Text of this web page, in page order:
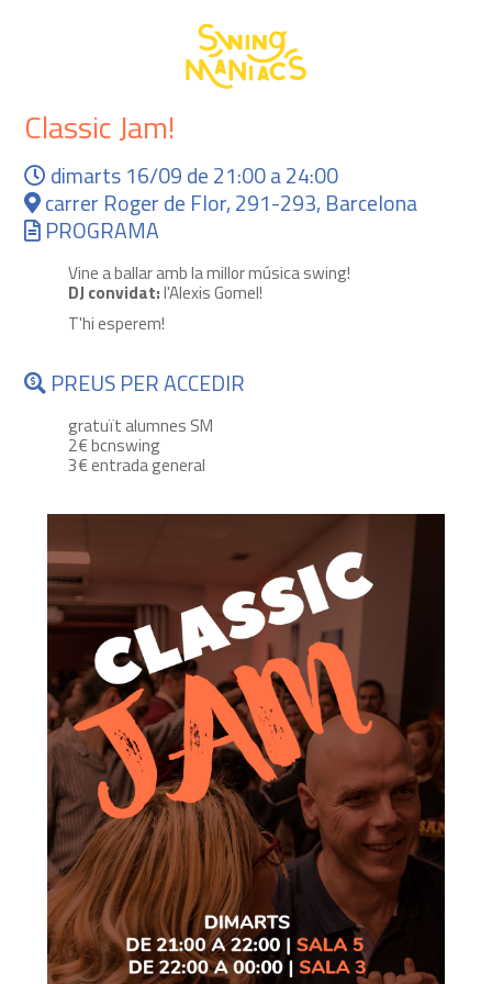
Classic Jam!
dimarts 16/09 de 21:00 a 24:00
carrer Roger de Flor, 291-293, Barcelona
PROGRAMA
Vine a ballar amb la millor música swing!
DJ convidat:l'Alexis Gomel!
T'hi esperem!
PREUS PER ACCEDIR
gratuït alumnes SM
2€ bcnswing
3€ entrada general